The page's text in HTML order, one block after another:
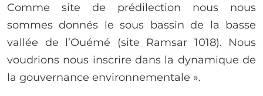
Comme site de prédilection nous nous
sommes donnés le sous bassin de la basse
vallée de l’Ouémé (site Ramsar 1018). Nous
voudrions nous inscrire dans la dynamique de
la gouvernance environnementale ».